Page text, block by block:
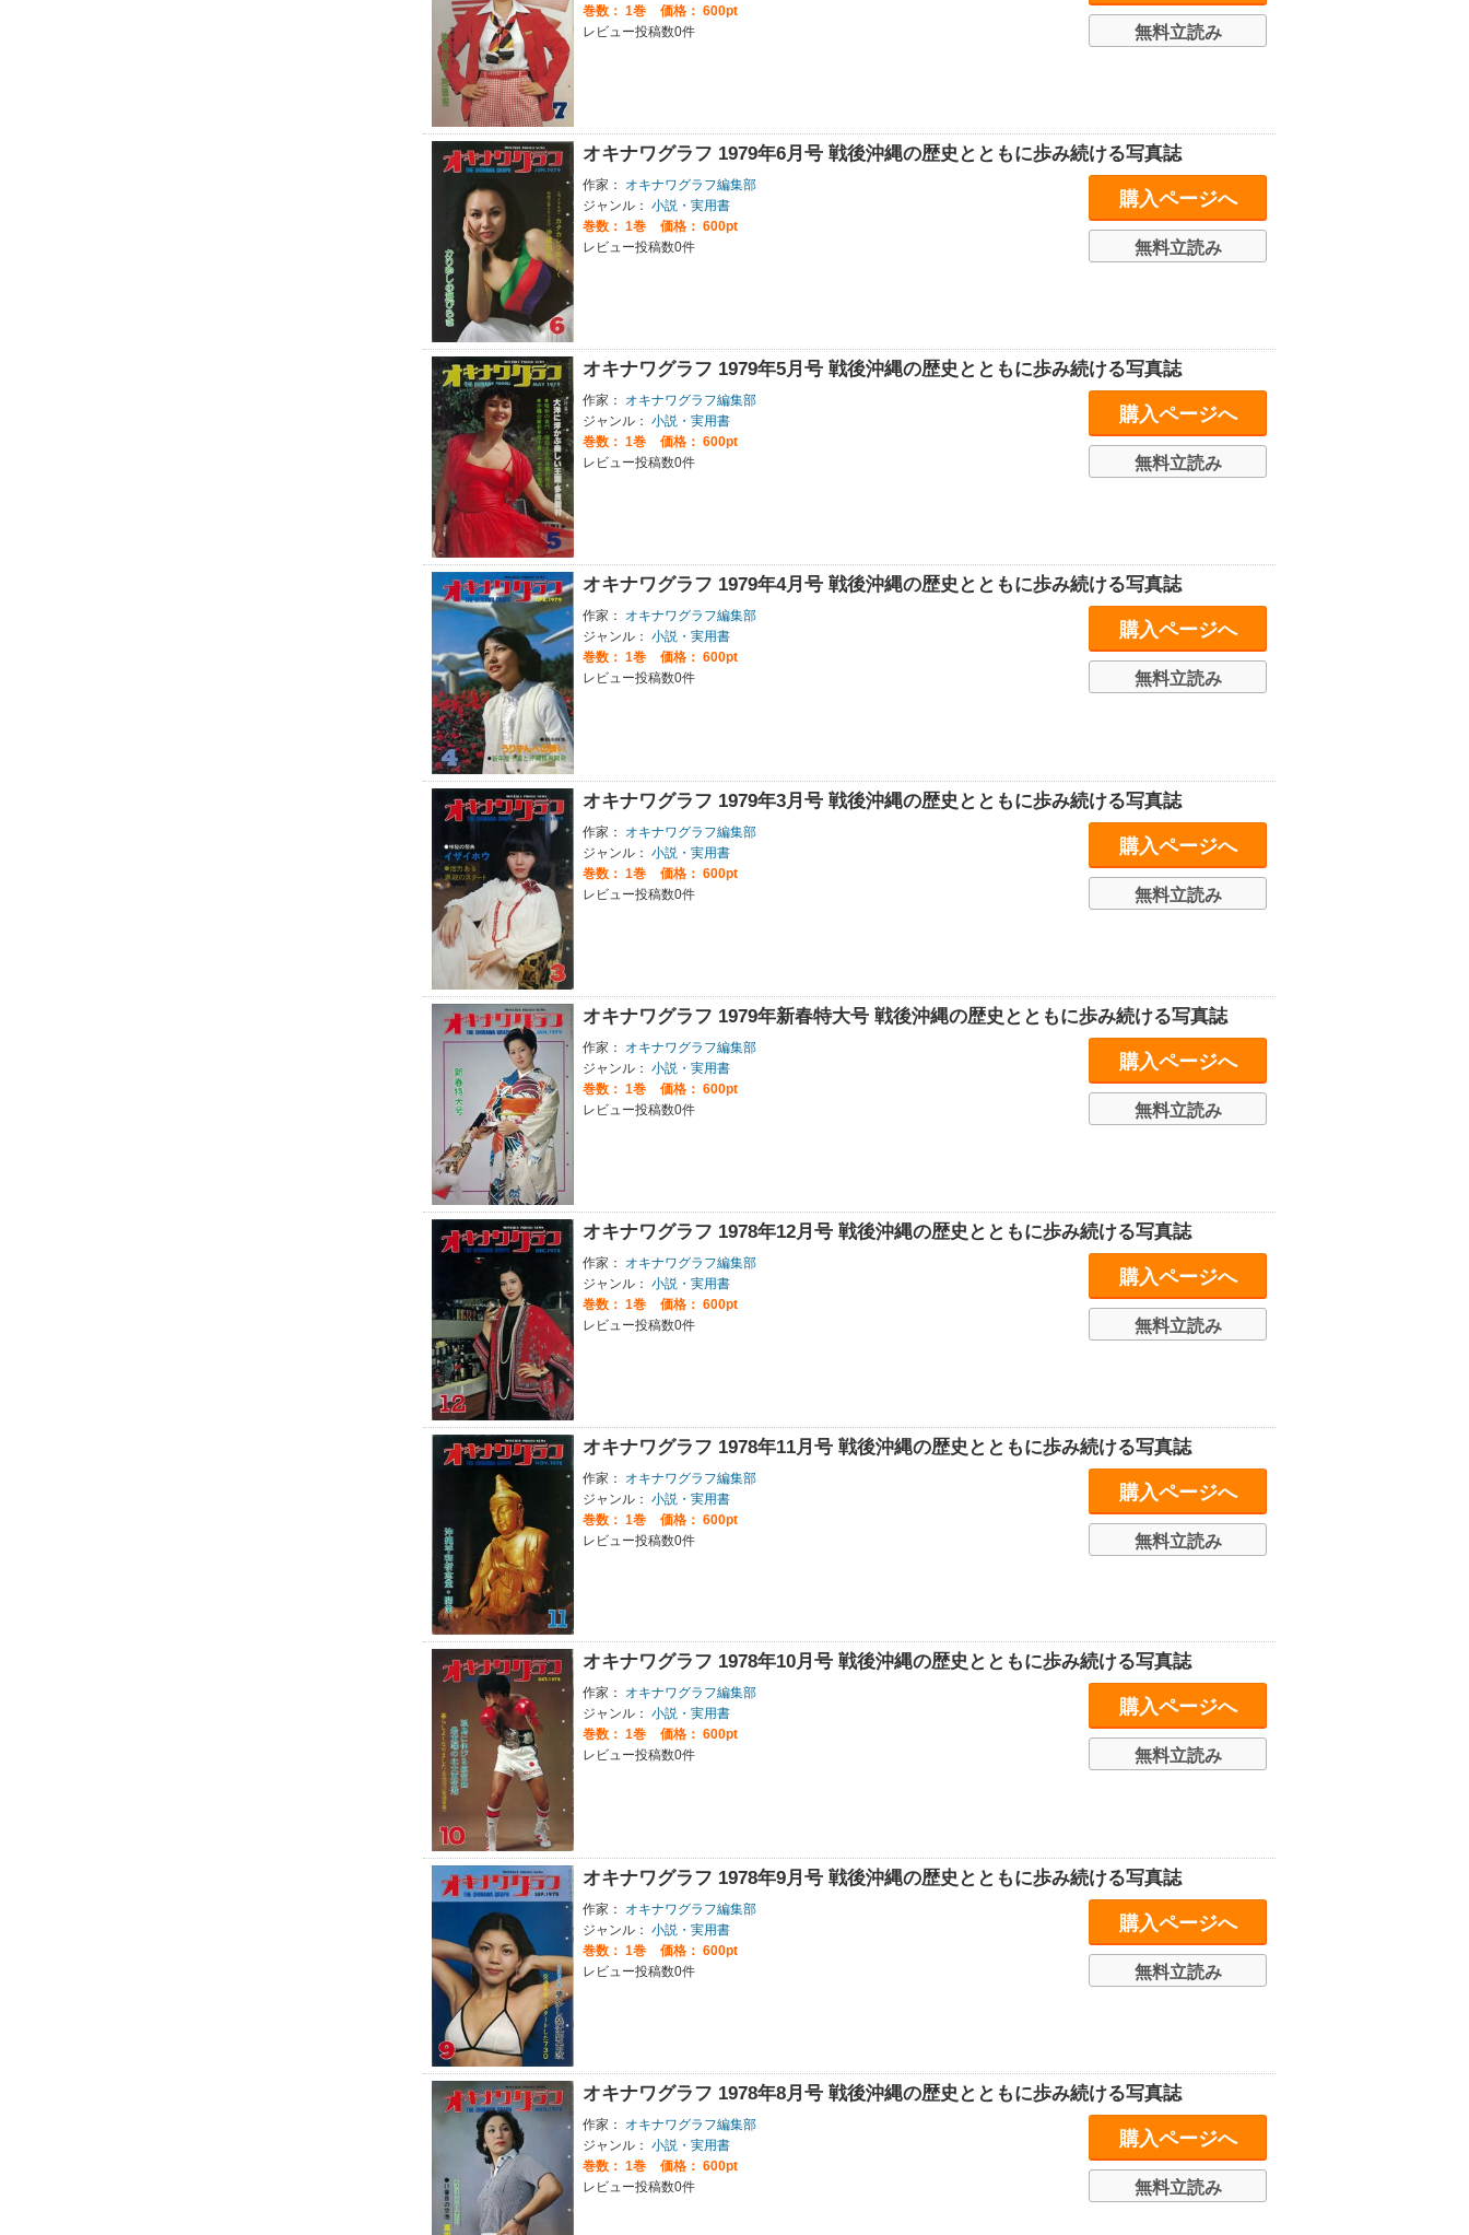
巻数： 1巻
価格： 600pt
レビュー投稿数0件
無料立読み
オキナワグラフ 1979年6月号 戦後沖縄の歴史とともに歩み続ける写真誌
作家：
オキナワグラフ編集部
ジャンル： 小説・実用書
巻数： 1巻
価格： 600pt
レビュー投稿数0件
購入ページへ
無料立読み
オキナワグラフ 1979年5月号 戦後沖縄の歴史とともに歩み続ける写真誌
作家：
オキナワグラフ編集部
ジャンル： 小説・実用書
巻数： 1巻
価格： 600pt
レビュー投稿数0件
購入ページへ
無料立読み
オキナワグラフ 1979年4月号 戦後沖縄の歴史とともに歩み続ける写真誌
作家：
オキナワグラフ編集部
ジャンル： 小説・実用書
巻数： 1巻
価格： 600pt
レビュー投稿数0件
購入ページへ
無料立読み
オキナワグラフ 1979年3月号 戦後沖縄の歴史とともに歩み続ける写真誌
作家：
オキナワグラフ編集部
ジャンル： 小説・実用書
巻数： 1巻
価格： 600pt
レビュー投稿数0件
購入ページへ
無料立読み
オキナワグラフ 1979年新春特大号 戦後沖縄の歴史とともに歩み続ける写真誌
作家：
オキナワグラフ編集部
ジャンル： 小説・実用書
巻数： 1巻
価格： 600pt
レビュー投稿数0件
購入ページへ
無料立読み
オキナワグラフ 1978年12月号 戦後沖縄の歴史とともに歩み続ける写真誌
作家：
オキナワグラフ編集部
ジャンル： 小説・実用書
巻数： 1巻
価格： 600pt
レビュー投稿数0件
購入ページへ
無料立読み
オキナワグラフ 1978年11月号 戦後沖縄の歴史とともに歩み続ける写真誌
作家：
オキナワグラフ編集部
ジャンル： 小説・実用書
巻数： 1巻
価格： 600pt
レビュー投稿数0件
購入ページへ
無料立読み
オキナワグラフ 1978年10月号 戦後沖縄の歴史とともに歩み続ける写真誌
作家：
オキナワグラフ編集部
ジャンル： 小説・実用書
巻数： 1巻
価格： 600pt
レビュー投稿数0件
購入ページへ
無料立読み
オキナワグラフ 1978年9月号 戦後沖縄の歴史とともに歩み続ける写真誌
作家：
オキナワグラフ編集部
ジャンル： 小説・実用書
巻数： 1巻
価格： 600pt
レビュー投稿数0件
購入ページへ
無料立読み
オキナワグラフ 1978年8月号 戦後沖縄の歴史とともに歩み続ける写真誌
作家：
オキナワグラフ編集部
ジャンル： 小説・実用書
巻数： 1巻
価格： 600pt
レビュー投稿数0件
購入ページへ
無料立読み